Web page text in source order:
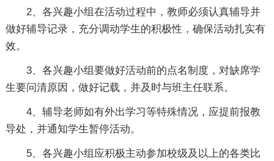
2、各兴趣小组在活动过程中，教师必须认真辅导并
做好辅导记录，充分调动学生的积极性，确保活动扎实有
效。
3、各兴趣小组要做好活动前的点名制度，对缺席学
生要问清原因，做好记载，并及时与班主任联系。
4、辅导老师如有外出学习等特殊情况，应提前报教
导处，并通知学生暂停活动。
5、各兴趣小组应积极主动参加校级及以上的各类比